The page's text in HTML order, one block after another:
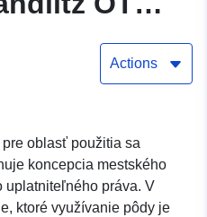
a
(WMS)
Actions
oblasť použitia sa
koncepcia mestského
uplatniteľného práva. V
ktoré využívanie pôdy je